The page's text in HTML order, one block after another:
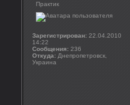
Практик
Зарегистрирован: 22.04.2010
14:22
Сообщения: 236
Откуда: Днепропетровск,
Украина